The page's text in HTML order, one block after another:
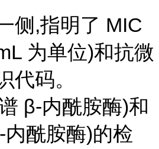
侧,指明了 MIC
为单位)和抗微
代码。
β-内酰胺酶)和
酰胺酶)的检